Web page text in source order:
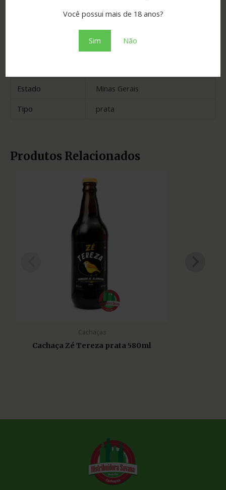
Você possui mais de 18 anos?
Sim Não
40.00
Estado
Minas Gerais
Tipo
prata
Produtos Relacionados
Cachaças
Cachaça Zé Tereza prata 580ml